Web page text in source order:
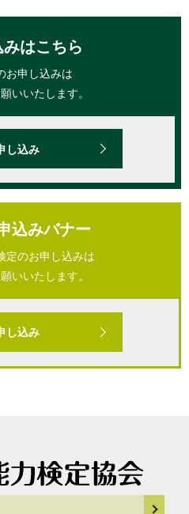
はこちら
お申し込みは
いいたします。
し込み
込みバナー
定のお申し込みは
いいたします。
し込み